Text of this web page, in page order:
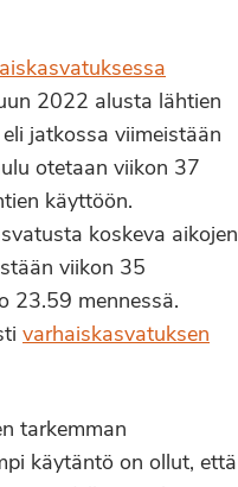
2022 alusta lähtien
jatkossa viimeistään
otetaan viikon 37
käyttöön.
koskeva aikojen
viikon 35
23.59 mennessä.
varhaiskasvatuksen
tarkemman
käytäntö on ollut, että